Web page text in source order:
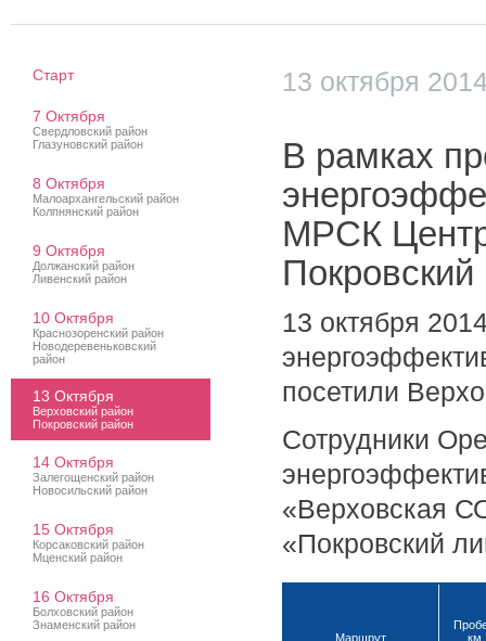
Старт
7 Октября
Свердловский район
Глазуновский район
8 Октября
Малоархангельский район
Колпнянский район
9 Октября
Должанский район
Ливенский район
10 Октября
Краснозоренский район
Новодеревеньковский
район
13 Октября
Верховский район
Покровский район
14 Октября
Залегощенский район
Новосильский район
15 Октября
Корсаковский район
Мценский район
16 Октября
Болховский район
Знаменский район
13 октября
В рамках
МРСК
13 октября
посетили
Сотрудники
«Верховская
«Покровский
Маршрут
км